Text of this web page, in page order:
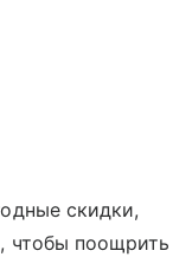
скидки,
чтобы поощрить